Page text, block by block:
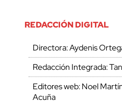
REDACCIÓN DIGITAL
Directora: Aydenis
Redacción Integrada:
Editores web: Noel
Acuña